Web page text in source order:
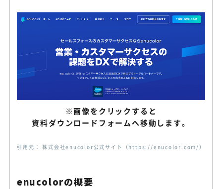
※画像をクリックすると
資料ダウンロードフォームへ移動します。
引用元： 株式会社enucolor公式サイト（https://enucolor.com/）
enucolorの概要